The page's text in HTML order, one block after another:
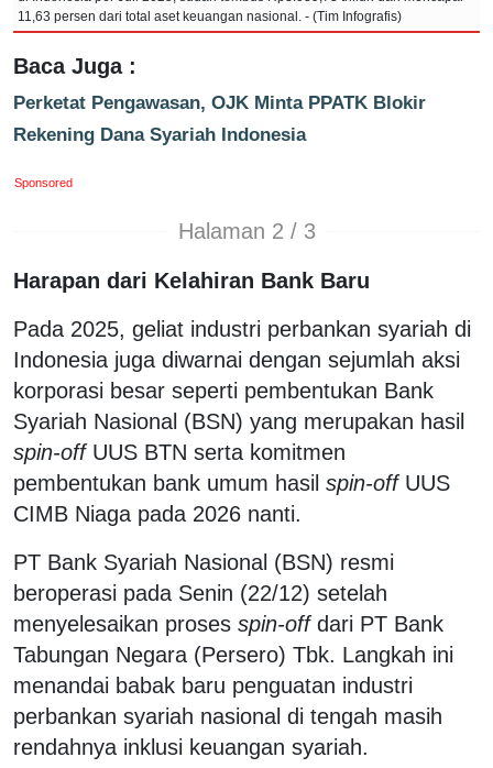
11,63 persen dari total aset keuangan nasional. - (Tim Infografis)
Baca Juga :
Perketat Pengawasan, OJK Minta PPATK Blokir
Rekening Dana Syariah Indonesia
Sponsored
Halaman 2 / 3
Harapan dari Kelahiran Bank Baru
Pada 2025, geliat industri perbankan syariah di
Indonesia juga diwarnai dengan sejumlah aksi
korporasi besar seperti pembentukan Bank
Syariah Nasional (BSN) yang merupakan hasil
spin-offUUS BTN serta komitmen
pembentukan bank umum hasil spin-offUUS
CIMB Niaga pada 2026 nanti.
PT Bank Syariah Nasional (BSN) resmi
beroperasi pada Senin (22/12) setelah
menyelesaikan proses spin-offdari PT Bank
Tabungan Negara (Persero) Tbk. Langkah ini
menandai babak baru penguatan industri
perbankan syariah nasional di tengah masih
rendahnya inklusi keuangan syariah.